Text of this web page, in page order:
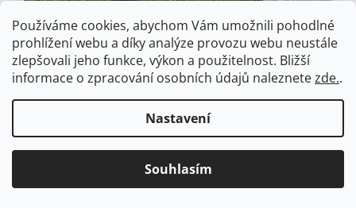
Používáme cookies, abychom Vám umožnili pohodlné
prohlížení webu a díky analýze provozu webu neustále
zlepšovali jeho funkce, výkon a použitelnost. Bližší
informace o zpracování osobních údajů naleznetezde..
Nastavení
Souhlasím
Široký rozsah detekce.
Vidí vše v plném rozsahu do vzdálenosti 5 metrů a v